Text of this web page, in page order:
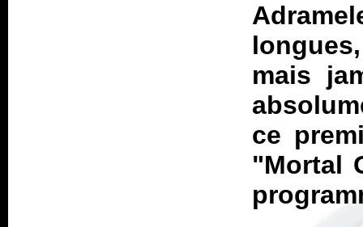
mais
ce
"Mortal